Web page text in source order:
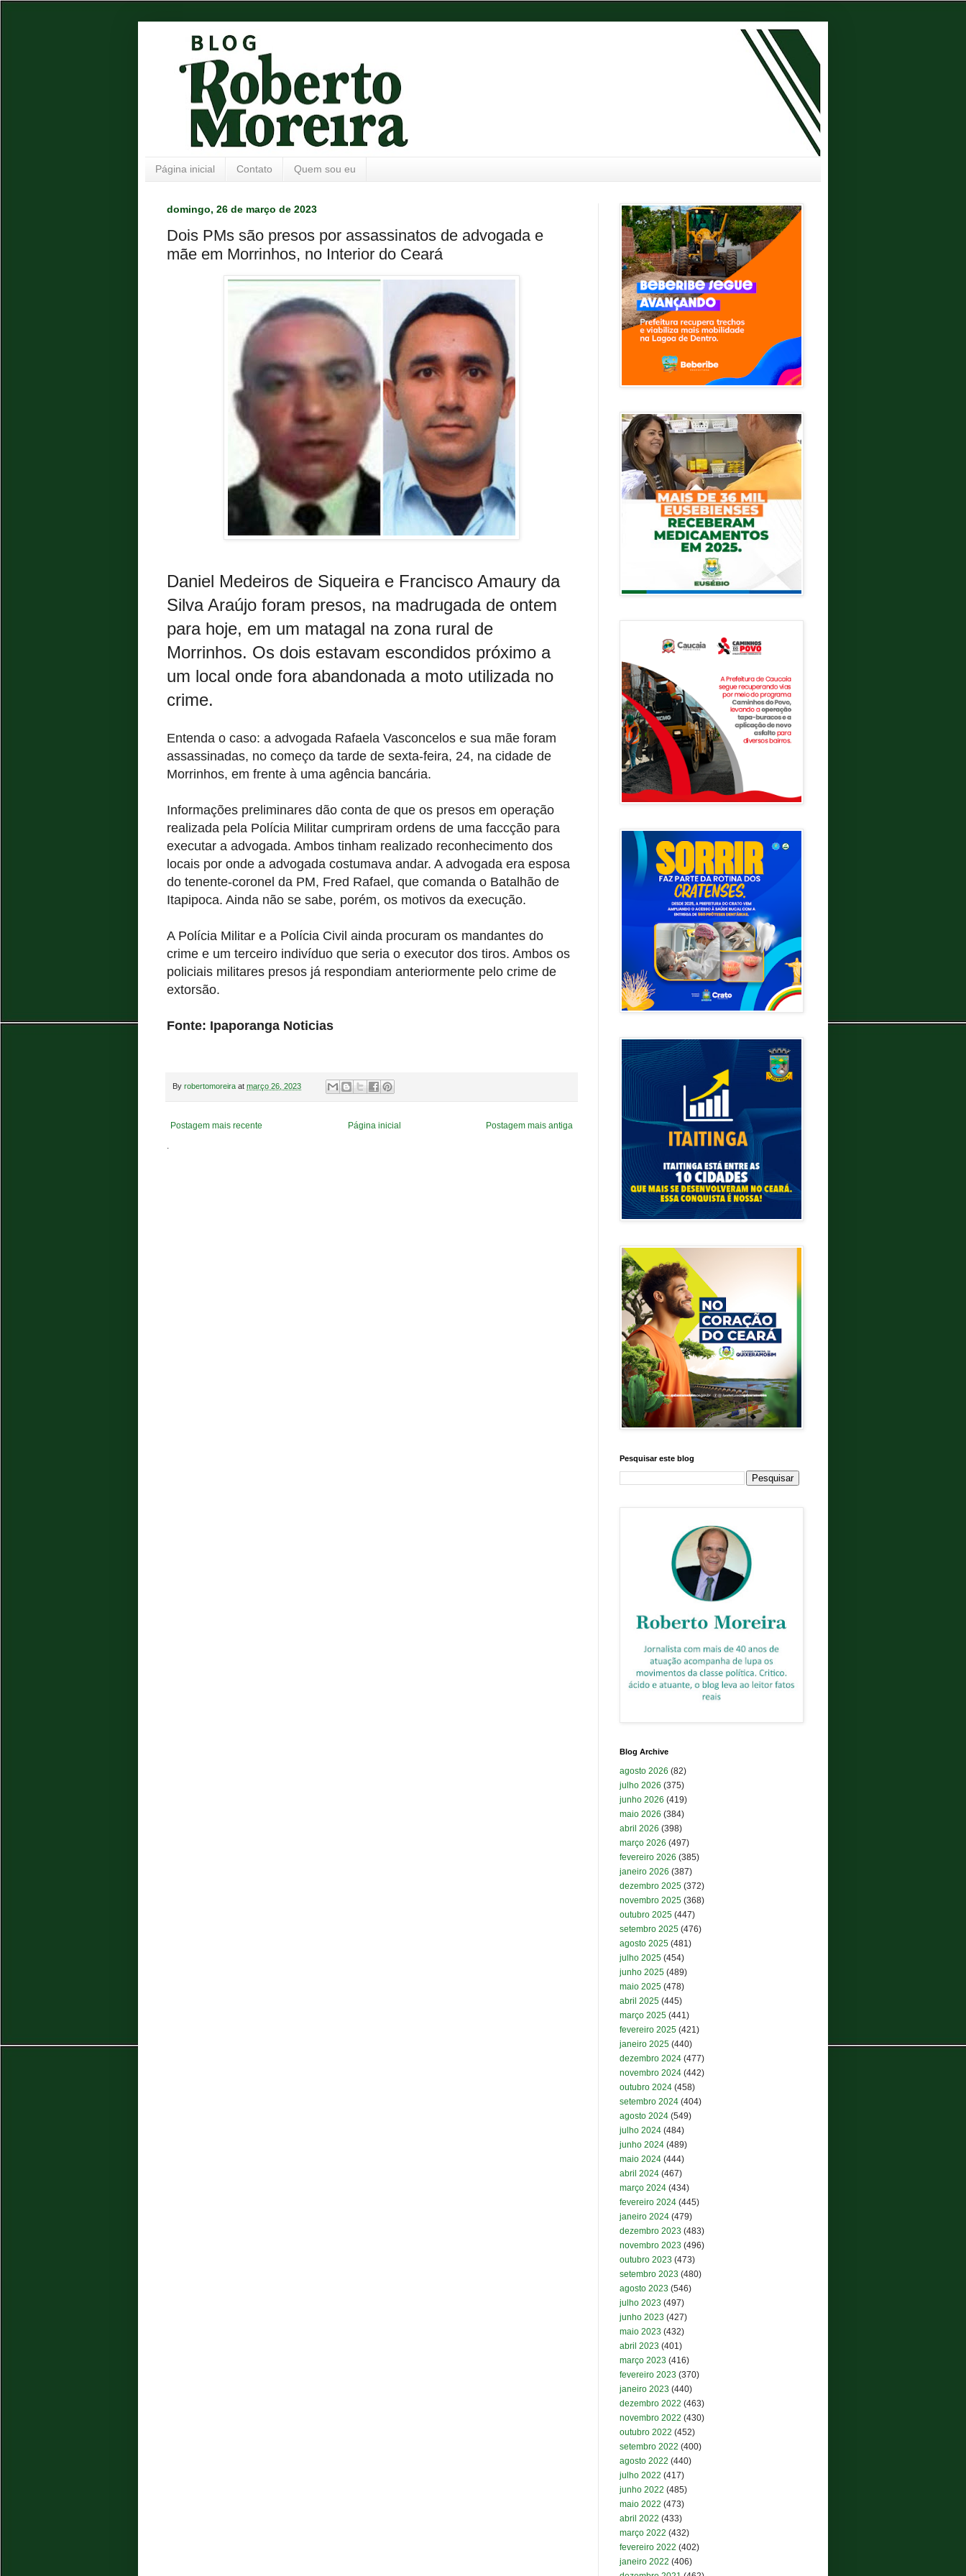
Página inicial Contato Quem sou eu
domingo, 26 de março de 2023
Dois PMs são presos por assassinatos de advogada e
mãe em Morrinhos, no Interior do Ceará
Daniel Medeiros de Siqueira e Francisco Amaury da
Silva Araújo foram presos, na madrugada de ontem
para hoje, em um matagal na zona rural de
Morrinhos. Os dois estavam escondidos próximo a
um local onde fora abandonada a moto utilizada no
crime.
Entenda o caso: a advogada Rafaela Vasconcelos e sua mãe foram
assassinadas, no começo da tarde de sexta-feira, 24, na cidade de
Morrinhos, em frente à uma agência bancária.
Informações preliminares dão conta de que os presos em operação
realizada pela Polícia Militar cumpriram ordens de uma faccção para
executar a advogada. Ambos tinham realizado reconhecimento dos
locais por onde a advogada costumava andar. A advogada era esposa
do tenente-coronel da PM, Fred Rafael, que comanda o Batalhão de
Itapipoca. Ainda não se sabe, porém, os motivos da execução.
A Polícia Militar e a Polícia Civil ainda procuram os mandantes do
crime e um terceiro indivíduo que seria o executor dos tiros. Ambos os
policiais militares presos já respondiam anteriormente pelo crime de
extorsão.
Fonte: Ipaporanga Noticias
By robertomoreira at março 26, 2023
Postagem mais recente Postagem mais antiga
Página inicial
.
Pesquisar este blog
Blog Archive
agosto 2026 (82)
julho 2026 (375)
junho 2026 (419)
maio 2026 (384)
abril 2026 (398)
março 2026 (497)
fevereiro 2026 (385)
janeiro 2026 (387)
dezembro 2025 (372)
novembro 2025 (368)
outubro 2025 (447)
setembro 2025 (476)
agosto 2025 (481)
julho 2025 (454)
junho 2025 (489)
maio 2025 (478)
abril 2025 (445)
março 2025 (441)
fevereiro 2025 (421)
janeiro 2025 (440)
dezembro 2024 (477)
novembro 2024 (442)
outubro 2024 (458)
setembro 2024 (404)
agosto 2024 (549)
julho 2024 (484)
junho 2024 (489)
maio 2024 (444)
abril 2024 (467)
março 2024 (434)
fevereiro 2024 (445)
janeiro 2024 (479)
dezembro 2023 (483)
novembro 2023 (496)
outubro 2023 (473)
setembro 2023 (480)
agosto 2023 (546)
julho 2023 (497)
junho 2023 (427)
maio 2023 (432)
abril 2023 (401)
março 2023 (416)
fevereiro 2023 (370)
janeiro 2023 (440)
dezembro 2022 (463)
novembro 2022 (430)
outubro 2022 (452)
setembro 2022 (400)
agosto 2022 (440)
julho 2022 (417)
junho 2022 (485)
maio 2022 (473)
abril 2022 (433)
março 2022 (432)
fevereiro 2022 (402)
janeiro 2022 (406)